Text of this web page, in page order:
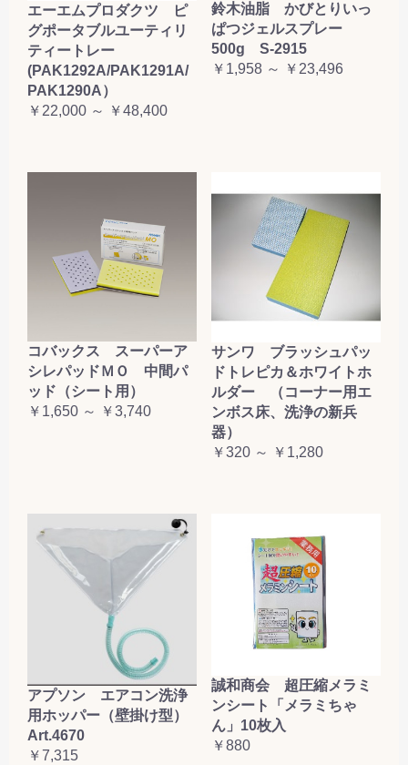
エーエムプロダクツ ピ
グポータブルユーティリ
ティートレー
(PAK1292A/PAK1291A/
PAK1290A）
￥22,000 ～ ￥48,400
鈴木油脂 かびとりいっ
ぱつジェルスプレー
500g S-2915
￥1,958 ～ ￥23,496
コバックス スーパーア
シレパッドＭＯ 中間パ
ッド（シート用）
￥1,650 ～ ￥3,740
サンワ ブラッシュパッ
ドトレピカ＆ホワイトホ
ルダー （コーナー用エ
ンボス床、洗浄の新兵
器）
￥320 ～ ￥1,280
アプソン エアコン洗浄
用ホッパー（壁掛け型）
Art.4670
￥7,315
誠和商会 超圧縮メラミ
ンシート「メラミちゃ
ん」10枚入
￥880